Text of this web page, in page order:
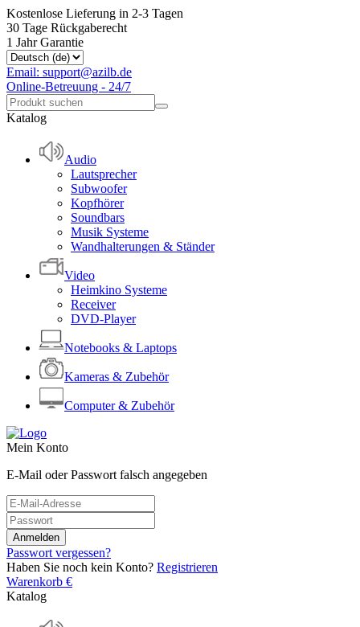
Kostenlose Lieferung in 2-3 Tagen
30 Tage Rückgaberecht
1 Jahr Garantie
Email: support@azilb.de
Online-Betreuung - 24/7
Katalog
Audio
Lautsprecher
Subwoofer
Kopfhörer
Soundbars
Musik Systeme
Wandhalterungen & Ständer
Video
Heimkino Systeme
Receiver
DVD-Player
Notebooks & Laptops
Kameras & Zubehör
Computer & Zubehör
Mein Konto
E-Mail oder Passwort falsch angegeben
Passwort vergessen?
Haben Sie noch kein Konto? Registrieren
Warenkorb €
Katalog